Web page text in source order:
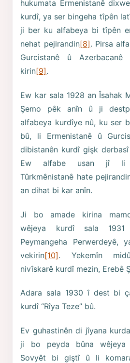
hukumata Ermenistanê
kurdî, ya ser bingeha tîpên
ji ber ku alfabeya bi tîpên
nehat pejirandin[8]. Pirsa
Gurcistanê û
kirin[9].
Ew kar sala 1928 an Îsahak
Şemo pêk anîn û ji
alfabeya kurdîye nû, ku ser
bû, li Ermenistanê û
dibistanên kurdî gişk
Ew alfabe usan jî li
Tûrkmênistanê hate
an dihat bi kar anîn.
Ji bo amade kirina
wêjeya kurdî sala
Peymangeha Perwerdeyê,
vekirin[10]. Yekemîn
nivîskarê kurdî mezin, Erebê
Adara sala 1930 î dest bi
kurdî “Rîya Teze” bû.
Ev guhastinên di jîyana
ji bo peyda bûna
Sovyêt bi giştî û li